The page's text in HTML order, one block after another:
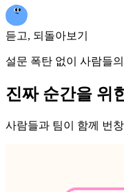
듣고, 되돌아보기
설문 폭탄 없이 사람들
진짜 순간을 위
사람들과 팀이 함께 번